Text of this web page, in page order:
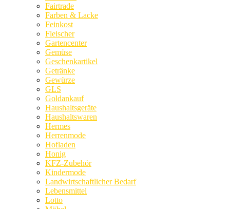
Fairtrade
Farben & Lacke
Feinkost
Fleischer
Gartencenter
Gemüse
Geschenkartikel
Getränke
Gewürze
GLS
Goldankauf
Haushaltsgeräte
Haushaltswaren
Hermes
Herrenmode
Hofladen
Honig
KFZ-Zubehör
Kindermode
Landwirtschaftlicher Bedarf
Lebensmittel
Lotto